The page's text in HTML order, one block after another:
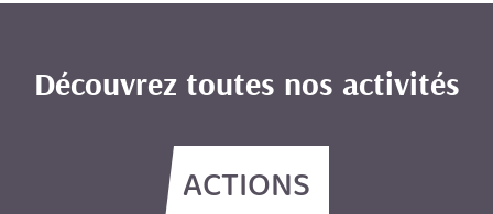
Découvrez toutes nos activités
ACTIONS